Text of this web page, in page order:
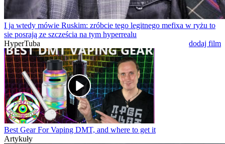
I ja wtedy mówie Ruskim: zróbcie tego legitnego mefixa w ryżu to
sie posrają ze szcześcia na tym hyperrealu
HyperTuba
dodaj film
Best Gear For Vaping DMT, and where to get it
Artykuły